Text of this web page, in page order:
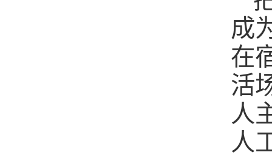
成
在
活
人
人